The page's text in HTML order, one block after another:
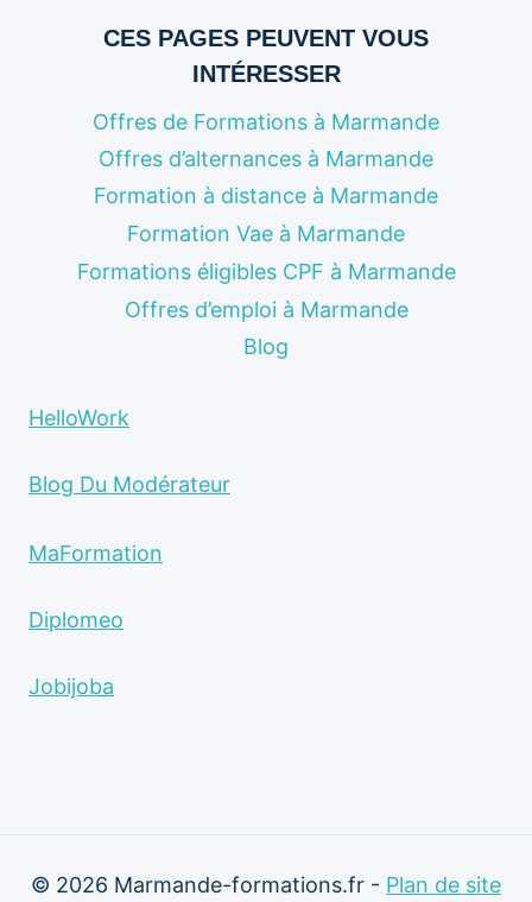
CES PAGES PEUVENT VOUS
INTÉRESSER
Offres de Formations à Marmande
Offres d’alternances à Marmande
Formation à distance à Marmande
Formation Vae à Marmande
Formations éligibles CPF à Marmande
Offres d’emploi à Marmande
Blog
HelloWork
Blog Du Modérateur
MaFormation
Diplomeo
Jobijoba
© 2026 Marmande-formations.fr - Plan de site